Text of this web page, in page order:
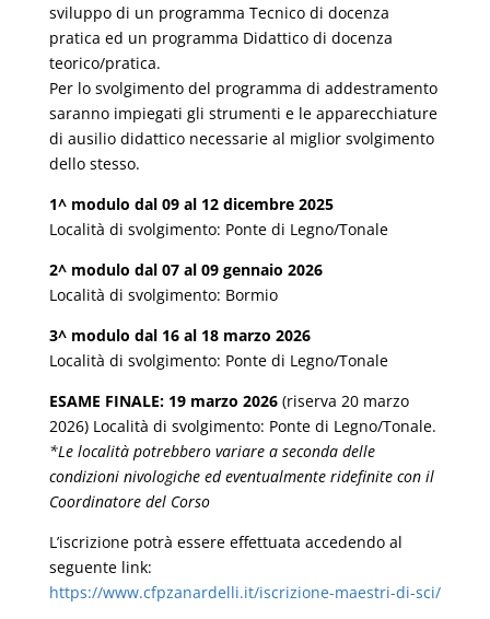
sviluppo di un programma Tecnico di docenza
pratica ed un programma Didattico di docenza
teorico/pratica.
Per lo svolgimento del programma di addestramento
saranno impiegati gli strumenti e le apparecchiature
di ausilio didattico necessarie al miglior svolgimento
dello stesso.
1^ modulo dal 09 al 12 dicembre 2025
Località di svolgimento: Ponte di Legno/Tonale
2^ modulo dal 07 al 09 gennaio 2026
Località di svolgimento: Bormio
3^ modulo dal 16 al 18 marzo 2026
Località di svolgimento: Ponte di Legno/Tonale
ESAME FINALE: 19 marzo 2026(riserva 20 marzo
2026) Località di svolgimento: Ponte di Legno/Tonale.
*Le località potrebbero variare a seconda delle
condizioni nivologiche ed eventualmente ridefinite con il
Coordinatore del Corso
L’iscrizione potrà essere effettuata accedendo al
seguente link:
https://www.cfpzanardelli.it/iscrizione-maestri-di-sci/